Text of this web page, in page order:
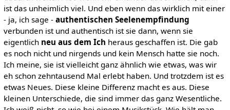
ist das unheimlich viel. Und eben wenn das wirklich mit einer
- ja, ich sage - authentischen Seelenempfindung
verbunden ist und authentisch ist sie dann, wenn sie
eigentlich neu aus dem Ich heraus geschaffen ist. Die gab
es noch nicht und nirgends und kein Mensch hatte sie noch.
Ich meine, sie ist vielleicht ganz ähnlich wie etwas, was wir
eh schon zehntausend Mal erlebt haben. Und trotzdem ist es
etwas Neues. Diese kleine Differenz macht es aus. Diese
kleinen Unterschiede, die sind immer das ganz Wesentliche.